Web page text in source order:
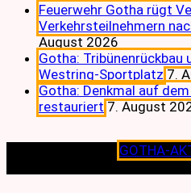
Feuerwehr Gotha rügt
Verkehrsteilnehmern
August 2026
Gotha: Tribünenrückbau
Westring-Sportplatz 7.
Gotha: Denkmal auf
restauriert 7. August
GOTHA-
Lokalen verpflichtet.